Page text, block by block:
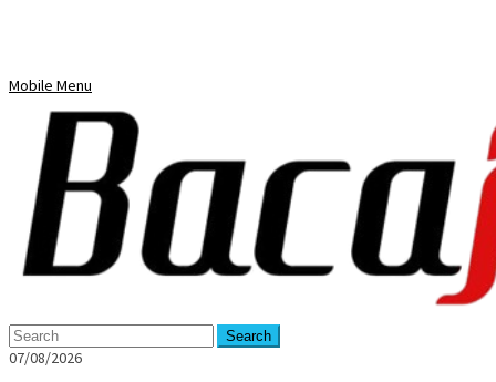
Mobile Menu
Search
07/08/2026